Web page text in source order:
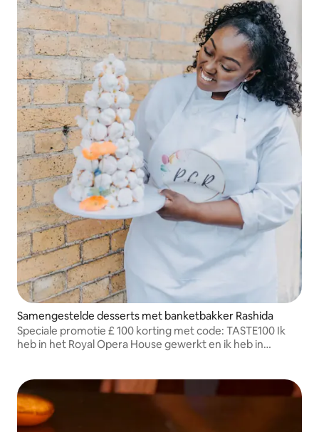
Samengestelde desserts met banketbakker Rashida
Speciale promotie £ 100 korting met code: TASTE100 Ik
heb in het Royal Opera House gewerkt en ik heb in